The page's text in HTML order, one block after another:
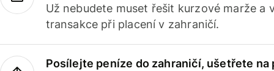
Už nebudete muset řešit kurzové marže a
transakce při placení v zahraničí.
Posílejte peníze do zahraničí, ušetřete na